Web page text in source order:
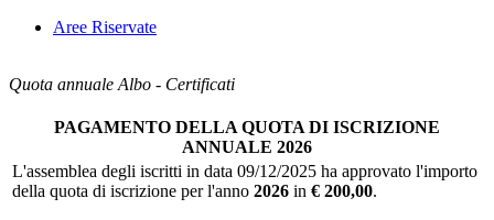
Aree Riservate
Quota annuale Albo - Certificati
PAGAMENTO DELLA QUOTA DI ISCRIZIONE
ANNUALE 2026
L'assemblea degli iscritti in data 09/12/2025 ha approvato l'importo
della quota di iscrizione per l'anno 2026 in € 200,00.